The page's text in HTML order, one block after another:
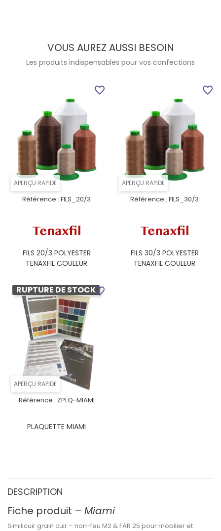
VOUS AUREZ AUSSI BESOIN
Les produits indispensables pour vos confections
APERÇU RAPIDE
Référence : FILS_20/3
FILS 20/3 POLYESTER
TENAXFIL COULEUR
favorite_border
APERÇU RAPIDE
Référence : FILS_30/3
FILS 30/3 POLYESTER
TENAXFIL COULEUR
favorite_border
APERÇU RAPIDE
RUPTURE DE STOCK
Référence : ZPLQ-MIAMI
PLAQUETTE MIAMI
favorite_border
DESCRIPTION
Fiche produit – Miami
Similicuir grain cuir – non-feu M2 & FAR 25 pour mobilier et